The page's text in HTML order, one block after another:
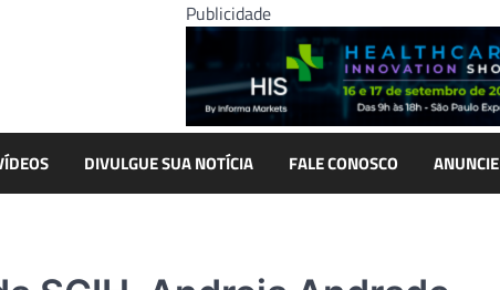
Publicidade
DIVULGUE SUA NOTÍCIA FALE CONOSCO ANUNCIE